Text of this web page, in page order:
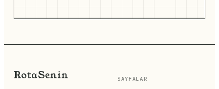
RotaSenin SAYFALAR